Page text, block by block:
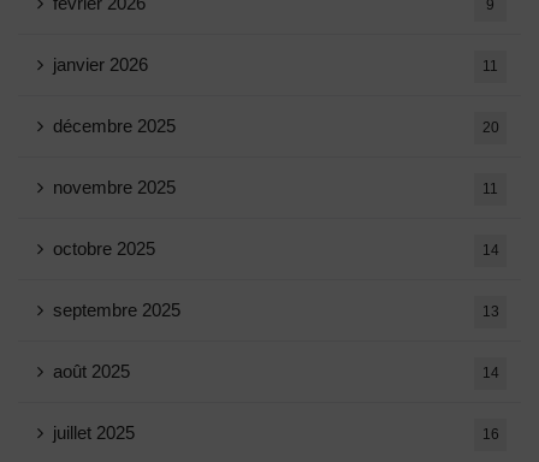
9
janvier 2026 11
décembre 2025 20
novembre 2025 11
octobre 2025 14
septembre 2025 13
août 2025 14
juillet 2025 16